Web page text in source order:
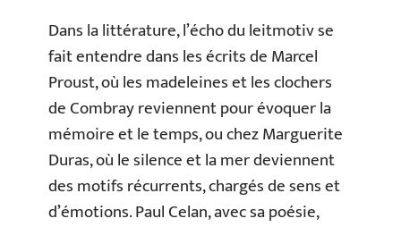
Dans la littérature, l’écho du leitmotiv se
fait entendre dans les écrits de Marcel
Proust, où les madeleines et les clochers
de Combray reviennent pour évoquer la
mémoire et le temps, ou chez Marguerite
Duras, où le silence et la mer deviennent
des motifs récurrents, chargés de sens et
d’émotions. Paul Celan, avec sa poésie,